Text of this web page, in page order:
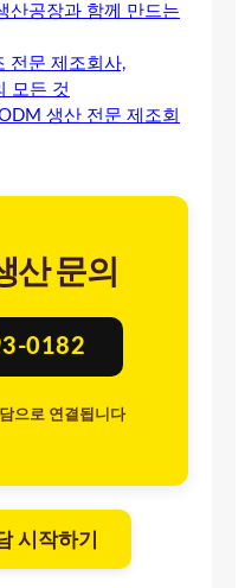
산공장과 함께 만드는
전문 제조회사,
모든 것
생산 전문 제조회
산 문의
0182
으로 연결됩니다
시작하기